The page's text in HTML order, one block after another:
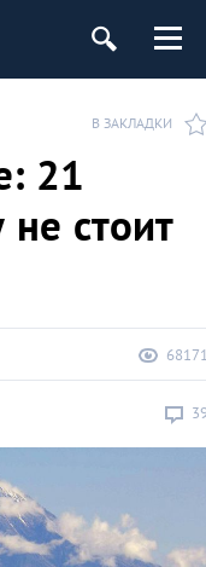
В ЗАКЛАДКИ
21
стоит